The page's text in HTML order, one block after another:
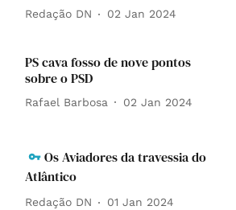
Redação DN 02 Jan 2024
PS cava fosso de nove pontos
sobre o PSD
Rafael Barbosa 02 Jan 2024
Os Aviadores da travessia do
Atlântico
Redação DN 01 Jan 2024